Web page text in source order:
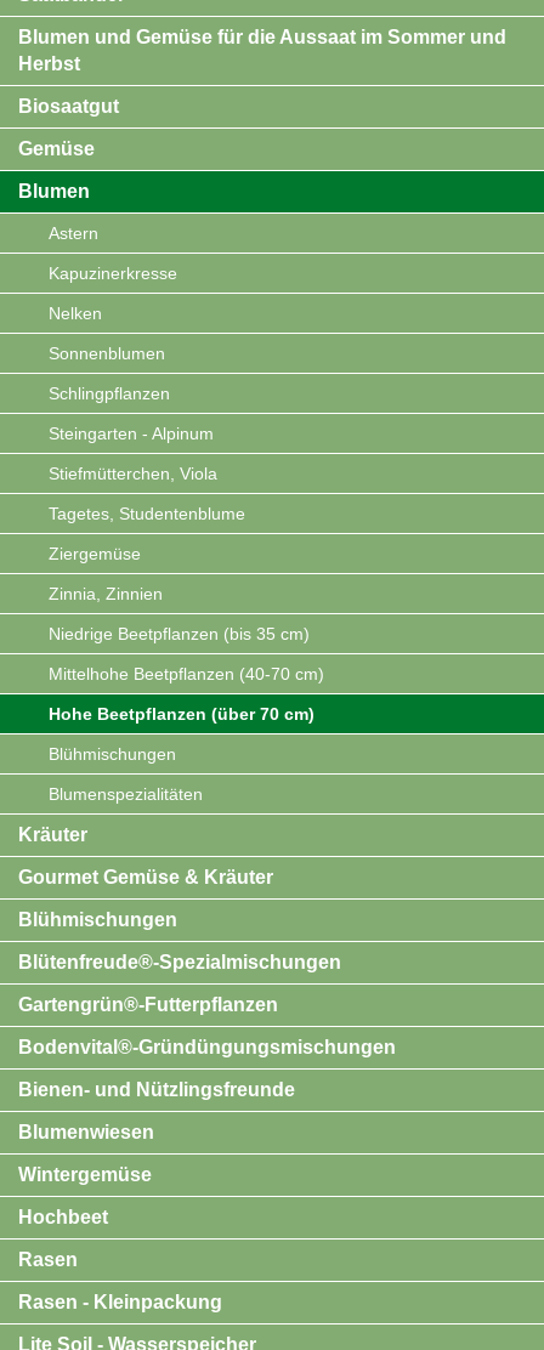
Blumen und Gemüse für die Aussaat im Sommer und
Herbst
Biosaatgut
Gemüse
Blumen
Astern
Kapuzinerkresse
Nelken
Sonnenblumen
Schlingpflanzen
Steingarten - Alpinum
Stiefmütterchen, Viola
Tagetes, Studentenblume
Ziergemüse
Zinnia, Zinnien
Niedrige Beetpflanzen (bis 35 cm)
Mittelhohe Beetpflanzen (40-70 cm)
Hohe Beetpflanzen (über 70 cm)
Blühmischungen
Blumenspezialitäten
Kräuter
Gourmet Gemüse & Kräuter
Blühmischungen
Blütenfreude®-Spezialmischungen
Gartengrün®-Futterpflanzen
Bodenvital®-Gründüngungsmischungen
Bienen- und Nützlingsfreunde
Blumenwiesen
Wintergemüse
Hochbeet
Rasen
Rasen - Kleinpackung
Lite Soil - Wasserspeicher